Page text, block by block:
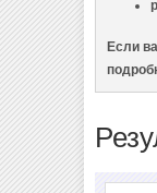
Если